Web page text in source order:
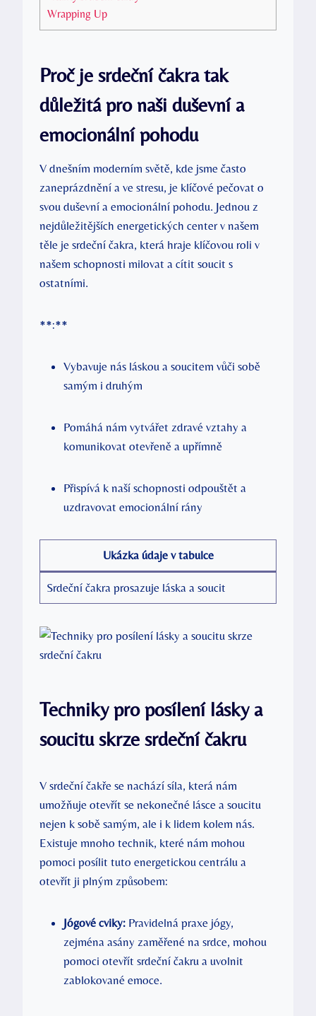
Wrapping Up
Proč je srdeční čakra tak
důležitá pro naši duševní a
emocionální pohodu
V dnešním moderním světě, kde jsme často
zaneprázdnění a ve stresu, je klíčové pečovat o
svou duševní a emocionální pohodu. Jednou z
nejdůležitějších energetických center v našem
těle je srdeční čakra, která hraje klíčovou roli v
našem schopnosti milovat a cítit soucit s
ostatními.
**:**
Vybavuje nás láskou a soucitem vůči sobě
samým i druhým
Pomáhá nám vytvářet zdravé vztahy a
komunikovat otevřeně a upřímně
Přispívá k naší schopnosti odpouštět a
uzdravovat emocionální rány
Ukázka údaje v tabulce
Srdeční čakra prosazuje láska a soucit
Techniky pro posílení lásky a
soucitu skrze srdeční čakru
V srdeční čakře se nachází síla, která nám
umožňuje otevřít se nekonečné lásce a soucitu
nejen k sobě samým, ale i k lidem kolem nás.
Existuje mnoho technik, které nám mohou
pomoci posílit tuto energetickou centrálu a
otevřít ji plným způsobem:
Jógové cviky: Pravidelná praxe jógy,
zejména asány zaměřené na srdce, mohou
pomoci otevřít srdeční čakru a uvolnit
zablokované emoce.